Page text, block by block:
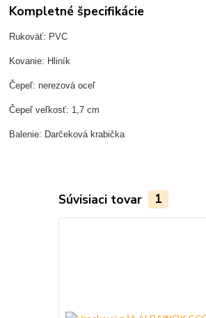
Kompletné špecifikácie
Rukoväť: PVC
Kovanie: Hliník
Čepeľ: nerezová oceľ
Čepeľ veľkosť: 1,7 cm
Balenie: Darčeková krabička
Súvisiaci tovar 1